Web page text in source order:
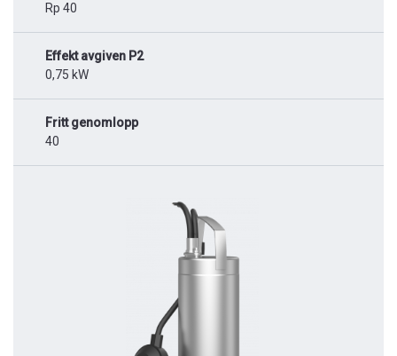
Rp 40
Effekt avgiven P2
0,75 kW
Fritt genomlopp
40